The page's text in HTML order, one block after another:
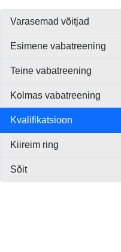
Varasemad võitjad
Esimene vabatreening
Teine vabatreening
Kolmas vabatreening
Kvalifikatsioon
Kiireim ring
Sõit